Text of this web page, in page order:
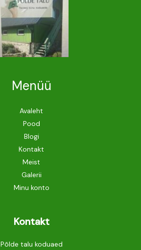
Menüü
Avaleht
Pood
Blogi
Kontakt
Meist
Galerii
Minu konto
Kontakt
Põlde talu koduaed